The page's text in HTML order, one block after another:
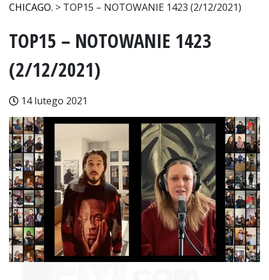
CHICAGO. > TOP15 – NOTOWANIE 1423 (2/12/2021)
TOP15 – NOTOWANIE 1423
(2/12/2021)
14 lutego 2021